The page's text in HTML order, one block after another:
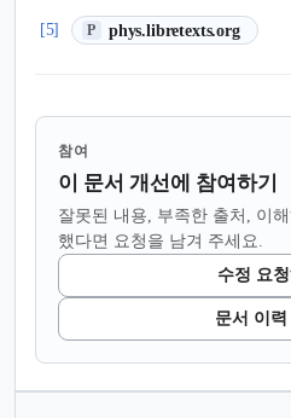
[5] P phys.libretexts.org
(새 탭에서 열림)
참여
이 문서 개선에 참여하기
잘못된 내용, 부족한 출처, 이
했다면 요청을 남겨 주세요.
수정 요청
문서 이력